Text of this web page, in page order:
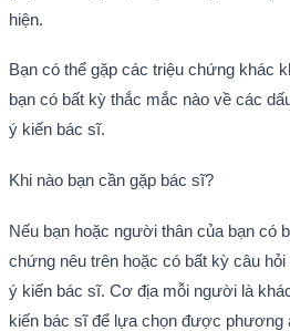
hiện.
Bạn có thể gặp các triệu chứng khác
bạn có bất kỳ thắc mắc nào về các
ý kiến bác sĩ.
Khi nào bạn cần gặp bác sĩ?
Nếu bạn hoặc người thân của bạn có
chứng nêu trên hoặc có bất kỳ câu
ý kiến bác sĩ. Cơ địa mỗi người là
kiến bác sĩ để lựa chọn được phương